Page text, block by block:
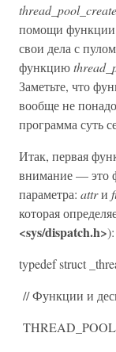
помощи функции
свои дела с
функцию
Заметьте, что
вообще не
программа суть
Итак, первая
внимание — это
параметра: attrи
которая
<sys/dispatch.h>):
typedef struct
// Функции и